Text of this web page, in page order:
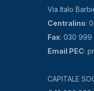
Via Italo
Centralino:
Fax: 030 999
Email PEC:
CAPITALE